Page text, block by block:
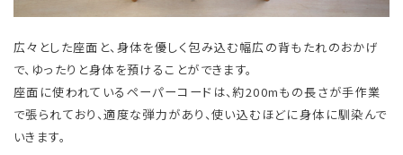
広々とした座面と、身体を優しく包み込む幅広の背もたれのおかげ
で、ゆったりと身体を預けることができます。
座面に使われているペーパーコードは、約200mもの長さが手作業
で張られており、適度な弾力があり、使い込むほどに身体に馴染んで
いきます。